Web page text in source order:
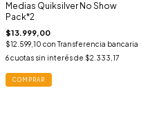
Medias Quiksilver No Show
Pack*2
$13.999,00
$12.599,10 con Transferencia bancaria
6 cuotas sin interés de $2.333,17
COMPRAR